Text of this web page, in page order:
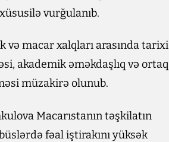
vurğulanıb.
macar xalqları arasında tarixi
akademik əməkdaşlıq və ortaq
müzakirə olunub.
Macarıstanın təşkilatın
fəal iştirakını yüksək